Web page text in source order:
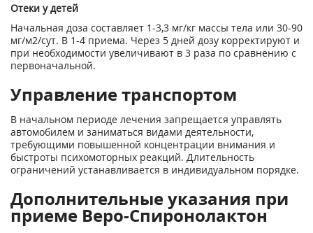
Отеки у детей
Начальная доза составляет 1-3,3 мг/кг массы тела или 30-90
мг/м2/сут. В 1-4 приема. Через 5 дней дозу корректируют и
при необходимости увеличивают в 3 раза по сравнению с
первоначальной.
Управление транспортом
В начальном периоде лечения запрещается управлять
автомобилем и заниматься видами деятельности,
требующими повышенной концентрации внимания и
быстроты психомоторных реакций. Длительность
ограничений устанавливается в индивидуальном порядке.
Дополнительные указания при
приеме Веро-Спиронолактон